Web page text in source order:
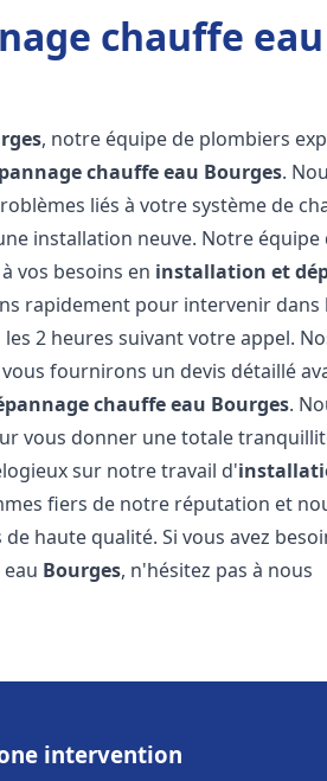
chauffe
, notre équipe de plombiers
chauffe eau Bourges.
liés à votre système de
installation neuve. Notre
vos besoins en installation et
rapidement pour intervenir dans
2 heures suivant votre appel.
fournirons un devis détaillé
chauffe eau Bourges.
vous donner une totale
sur notre travail d'
fiers de notre réputation et
haute qualité. Si vous avez
Bourges, n'hésitez pas à nous
intervention